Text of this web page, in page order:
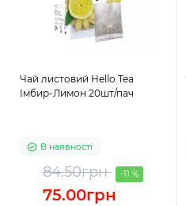
Чай листовий Hello Tea
Імбир-Лимон 20шт/пач
В наявності
84.50грн -11 %
75.00грн